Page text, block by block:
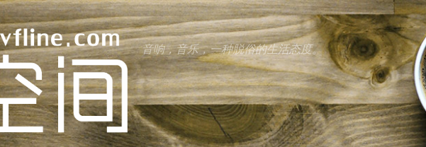
音响，音乐，一种脱俗的生活态度。